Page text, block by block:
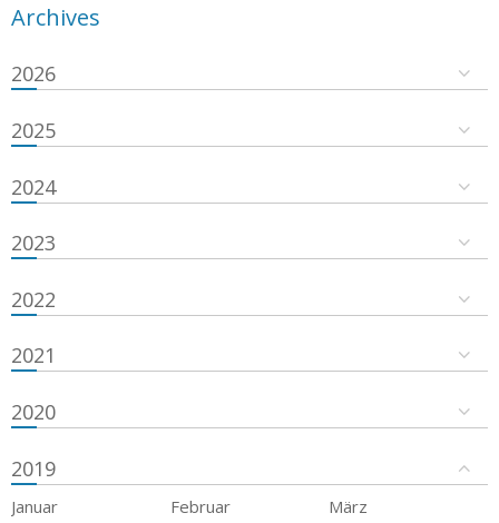
Archives
2026
2025
2024
2023
2022
2021
2020
2019
Januar Februar
März